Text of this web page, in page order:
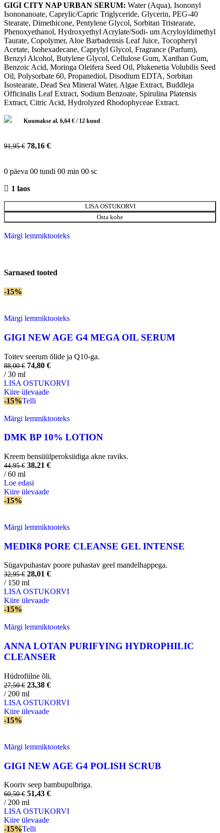
GIGI CITY NAP URBAN SERUM: Water (Aqua), Isononyl
Isononanoate, Caprylic/Capric Triglyceride, Glycerin, PEG-40
Stearate, Dimethicone, Pentylene Glycol, Sorbitan Tristearate,
Phenoxyethanol, Hydroxyethyl Acrylate/Sodi- um Acryloyldimethyl
Taurate, Copolymer, Aloe Barbadensis Leaf Juice, Tocopheryl
Acetate, Isohexadecane, Caprylyl Glycol, Fragrance (Parfum),
Benzyl Alcohol, Butylene Glycol, Cellulose Gum, Xanthan Gum,
Benzoic Acid, Moringa Oleifera Seed Oil, Plukenetia Volubilis Seed
Oil, Polysorbate 60, Propanediol, Disodium EDTA, Sorbitan
Isostearate, Dead Sea Mineral Water, Algae Extract, Buddleja
Officinalis Leaf Extract, Sodium Benzoate, Spirulina Platensis
Extract, Citric Acid, Hydrolyzed Rhodophyceae Extract.
Kuumakse al. 6,64 € / 12 kuud
91,95€ 78,16 €
0 päeva 00 tundi 00 min 00 sc
1 laos
LISA OSTUKORVI
Osta kohe
Märgi lemmiktooteks
Sarnased tooted
-15%
Märgi lemmiktooteks
GIGI NEW AGE G4 MEGA OIL SERUM
Toitev seerum õlide ja Q10-ga.
88,00€ 74,80 €
/ 30 ml
LISA OSTUKORVI
Kiire ülevaade
-15%Telli
Märgi lemmiktooteks
DMK BP 10% LOTION
Kreem bensüülperoksiidiga akne raviks.
44,95€ 38,21 €
/ 60 ml
Loe edasi
Kiire ülevaade
-15%
Märgi lemmiktooteks
MEDIK8 PORE CLEANSE GEL INTENSE
Sügavpuhastav poore puhastav geel mandelhappega.
32,95€ 28,01 €
/ 150 ml
LISA OSTUKORVI
Kiire ülevaade
-15%
Märgi lemmiktooteks
ANNA LOTAN PURIFYING HYDROPHILIC
CLEANSER
Hüdrofiilne õli.
27,50€ 23,38 €
/ 200 ml
LISA OSTUKORVI
Kiire ülevaade
-15%
Märgi lemmiktooteks
GIGI NEW AGE G4 POLISH SCRUB
Kooriv seep bambupulbriga.
60,50€ 51,43 €
/ 200 ml
LISA OSTUKORVI
Kiire ülevaade
-15%Telli